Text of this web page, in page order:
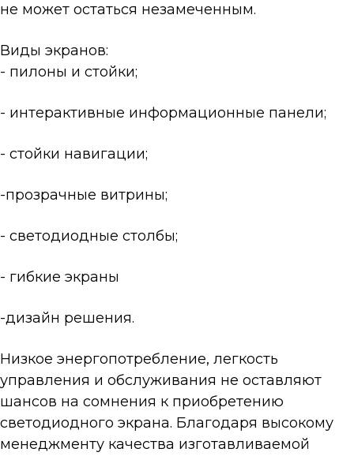
не может остаться незамеченным.
Виды экранов:
- пилоны и стойки;
- интерактивные информационные панели;
- стойки навигации;
-прозрачные витрины;
- светодиодные столбы;
- гибкие экраны
-дизайн решения.
Низкое энергопотребление, легкость
управления и обслуживания не оставляют
шансов на сомнения к приобретению
светодиодного экрана. Благодаря высокому
менеджменту качества изготавливаемой